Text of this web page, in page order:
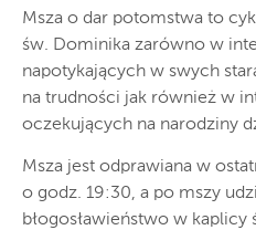
Msza o dar potomstwa to
św. Dominika zarówno w
napotykających w swych
na trudności jak również w
oczekujących na narodziny
Msza jest odprawiana w
o godz. 19:30, a po mszy
błogosławieństwo w kaplicy